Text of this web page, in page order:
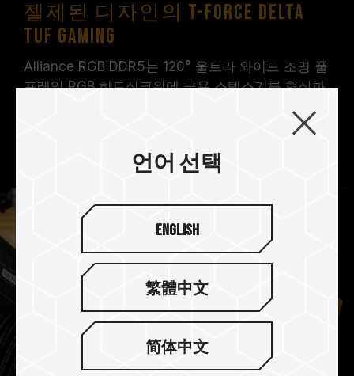
젤제된 디자인의 T-FORCE DELTA
TUF Gaming
Alliance RGB DDR5는 120° 울트라 와이드 조명 풀
프레임 RGB 히트싱크위에 군용 스텔스기를 형상화
스며들어 화려한 조명모듈과 함께 흠 잡을곳 없는
언어 선택
English
繁體中文
简体中文